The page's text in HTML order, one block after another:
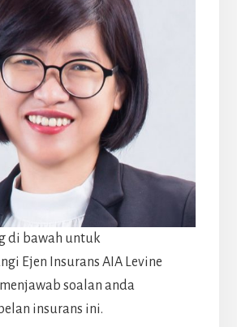
di bawah untuk
Ejen Insurans AIA Levine
soalan anda
insurans ini.